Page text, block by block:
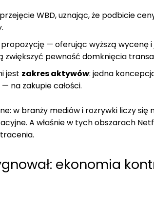
WBD, uznając, że podbicie
propozycję — oferując wyższą wycenę
zwiększyć pewność domknięcia
jest zakres aktywów: jedna
na zakupie całości.
w branży mediów i rozrywki liczy
A właśnie w tych obszarach
ekonomia